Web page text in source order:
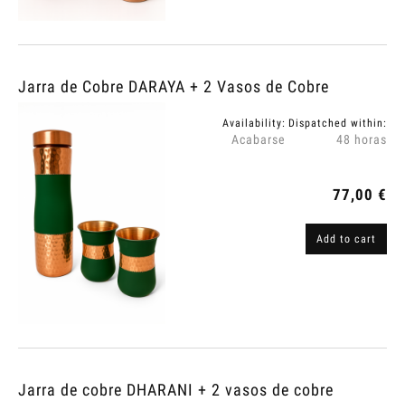
Jarra de Cobre DARAYA + 2 Vasos de Cobre
Availability:
Acabarse
Dispatched within:
48 horas
77,00 €
Add to cart
Jarra de cobre DHARANI + 2 vasos de cobre